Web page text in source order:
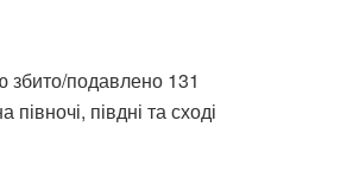
подавлено 131
півдні та сході